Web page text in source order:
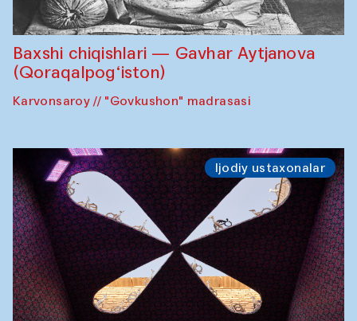
Baxshi chiqishlari — Gavhar Aytjanova
(Qoraqalpog‘iston)
Karvonsaroy // "Govkushon" madrasasi
Ijodiy ustaxonalar